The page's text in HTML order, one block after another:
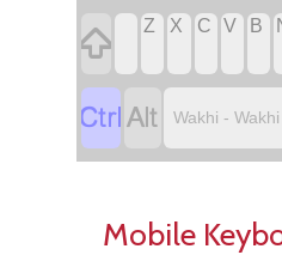
 Z X C V B
 Wakhi -
Mobile